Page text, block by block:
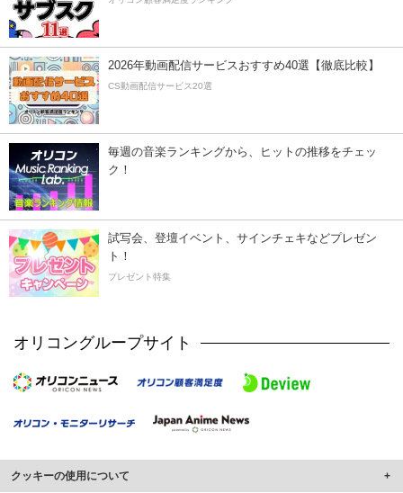
2026年動画配信サービスおすすめ40選【徹底比較】
CS動画配信サービス20選
毎週の音楽ランキングから、ヒットの推移をチェッ
ク！
試写会、登壇イベント、サインチェキなどプレゼン
ト！
プレゼント特集
オリコングループサイト
クッキーの使用について